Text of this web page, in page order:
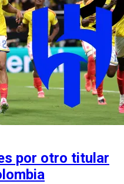
por otro titular